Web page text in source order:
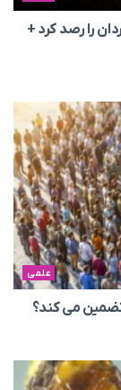
را رصد کرد +
علمی